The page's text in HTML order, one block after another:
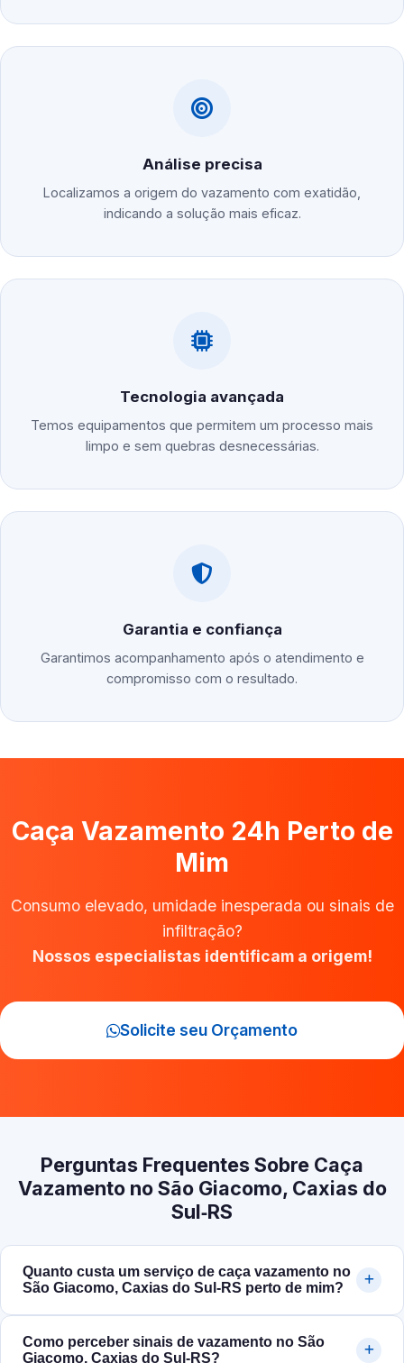
Análise precisa
Localizamos a origem do vazamento com exatidão,
indicando a solução mais eficaz.
Tecnologia avançada
Temos equipamentos que permitem um processo mais
limpo e sem quebras desnecessárias.
Garantia e confiança
Garantimos acompanhamento após o atendimento e
compromisso com o resultado.
Caça Vazamento 24h Perto de
Mim
Consumo elevado, umidade inesperada ou sinais de
infiltração?
Nossos especialistas identificam a origem!
Solicite seu Orçamento
Perguntas Frequentes Sobre Caça
Vazamento no São Giacomo, Caxias do
Sul‑RS
Quanto custa um serviço de caça vazamento no
São Giacomo, Caxias do Sul‑RS perto de mim?
Como perceber sinais de vazamento no São
Giacomo, Caxias do Sul‑RS?